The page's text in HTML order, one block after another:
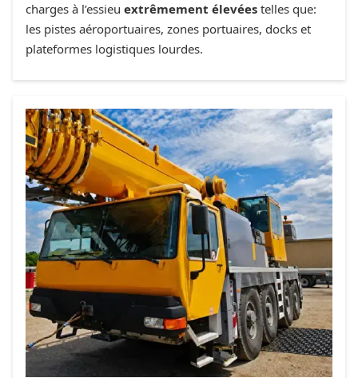
charges à l’essieu extrêmement élevées telles que:
les pistes aéroportuaires, zones portuaires, docks et
plateformes logistiques lourdes.